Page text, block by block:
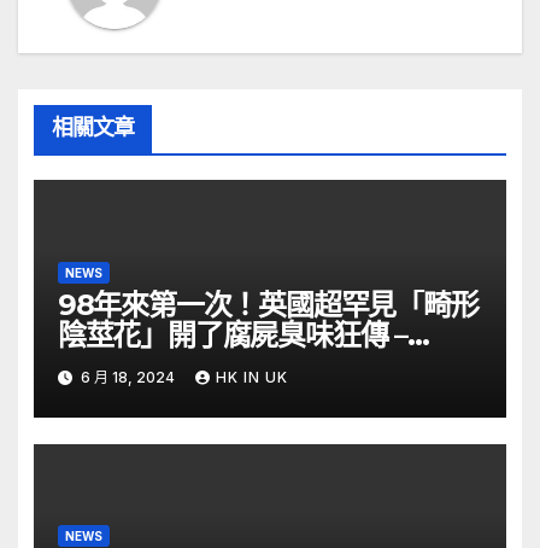
相關文章
NEWS
98年來第一次！英國超罕見「畸形
陰莖花」開了腐屍臭味狂傳 –
ETtoday
6 月 18, 2024 HK IN UK
NEWS